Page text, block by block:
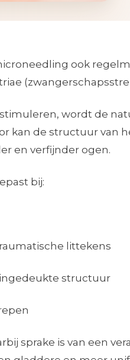
ook
wordt de
kan de structuur van
en verfijnder ogen.
bij:
littekens
structuur
sprake is van een